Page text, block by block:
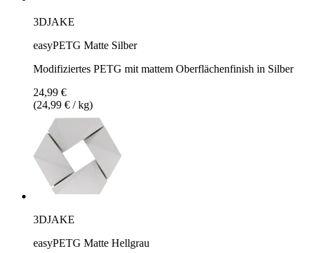
3DJAKE
easyPETG Matte Silber
Modifiziertes PETG mit mattem Oberflächenfinish in Silber
24,99 €
(24,99 € / kg)
3DJAKE
easyPETG Matte Hellgrau